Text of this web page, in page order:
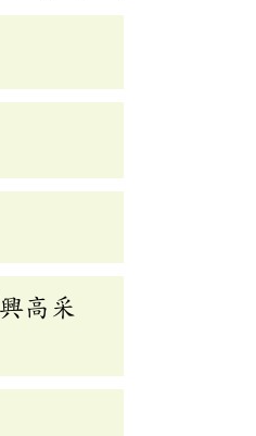
高采